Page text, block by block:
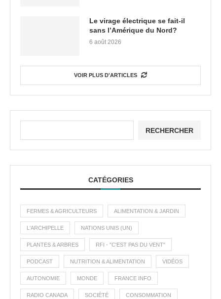
Le virage électrique se fait-il
sans l’Amérique du Nord?
6 août 2026
VOIR PLUS D'ARTICLES
RECHERCHER
CATÉGORIES
FERMES & AGRICULTEURS ALIMENTATION & JARDIN
L'ARCHIPELLE NATIONS UNIS (UN)
PLANTES & ARBRES RFI - "C'EST PAS DU VENT"
PODCAST NUTRITION & ALIMENTATION VIDÉOS
AUTONOMIE MONDE FRANCE INFO
RADIO CANADA SOCIÉTÉ CONSOMMATION